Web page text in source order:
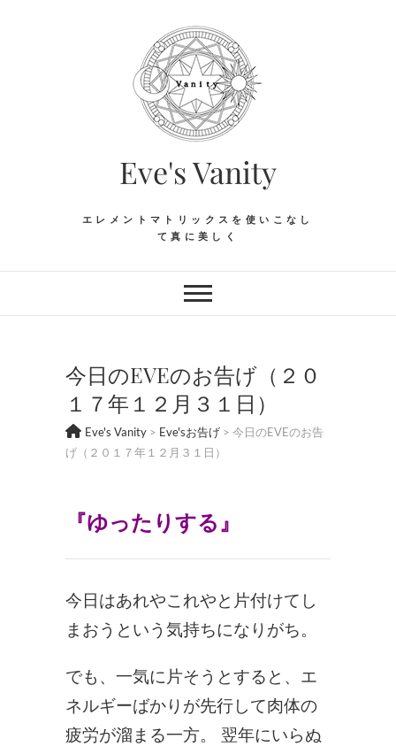
Eve's Vanity
エレメントマトリックスを使いこなし
て真に美しく
今日のEVEのお告げ（２０
１７年１２月３１日）
Eve's Vanity > Eve'sお告げ > 今日のEVEのお告
げ（２０１７年１２月３１日）
『ゆったりする』
今日はあれやこれやと片付けてし
まおうという気持ちになりがち。
でも、一気に片そうとすると、エ
ネルギーばかりが先行して肉体の
疲労が溜まる一方。 翌年にいらぬ